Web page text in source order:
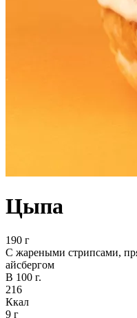
Цыпа
190 г
С жареными стрипсами,
айсбергом
В 100 г.
216
Ккал
9 г